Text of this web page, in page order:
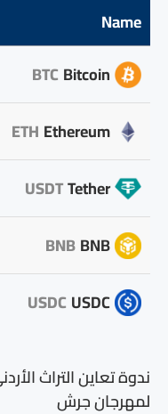
Name
Bitcoin
BTC
Ethereum
ETH
Tether
USDT
BNB
BNB
USDC
USDC
ندوة تعاين التراث
لمهرجان جرش